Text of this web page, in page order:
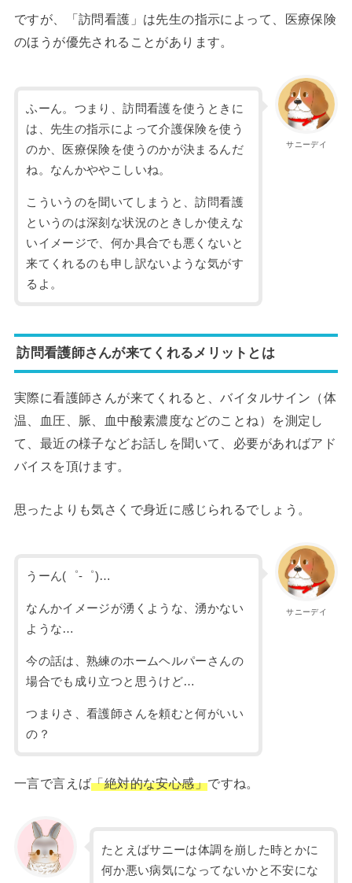
ですが、「訪問看護」は先生の指示によって、医療保険
のほうが優先されることがあります。
サニーデイ
ふーん。つまり、訪問看護を使うときに
は、先生の指示によって介護保険を使う
のか、医療保険を使うのかが決まるんだ
ね。なんかややこしいね。
こういうのを聞いてしまうと、訪問看護
というのは深刻な状況のときしか使えな
いイメージで、何か具合でも悪くないと
来てくれるのも申し訳ないような気がす
るよ。
訪問看護師さんが来てくれるメリットとは
実際に看護師さんが来てくれると、バイタルサイン（体
温、血圧、脈、血中酸素濃度などのことね）を測定し
て、最近の様子などお話しを聞いて、必要があればアド
バイスを頂けます。
思ったよりも気さくで身近に感じられるでしょう。
サニーデイ
うーん(゜-゜)…
なんかイメージが湧くような、湧かない
ような…
今の話は、熟練のホームヘルパーさんの
場合でも成り立つと思うけど…
つまりさ、看護師さんを頼むと何がいい
の？
一言で言えば「絶対的な安心感」ですね。
たとえばサニーは体調を崩した時とかに
何か悪い病気になってないかと不安にな